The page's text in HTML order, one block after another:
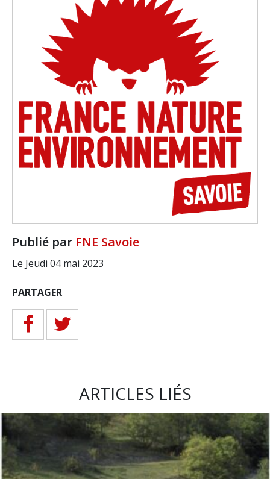
Publié par FNE Savoie
Le Jeudi 04 mai 2023
PARTAGER
ARTICLES LIÉS